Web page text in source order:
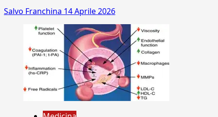
Salvo Franchina 14 Aprile 2026